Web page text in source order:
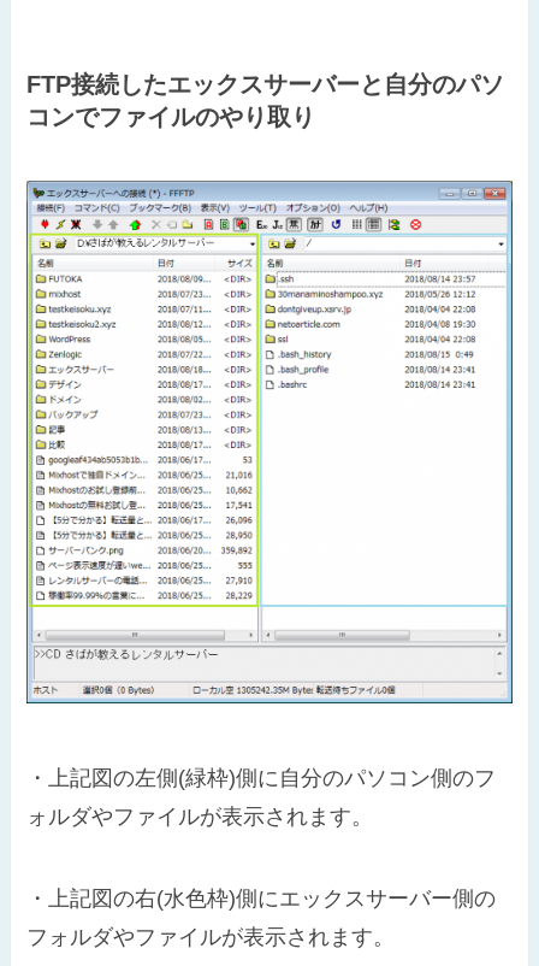
FTP接続したエックスサーバーと自分のパソ
コンでファイルのやり取り
・上記図の左側(緑枠)側に自分のパソコン側のフ
ォルダやファイルが表示されます。
・上記図の右(水色枠)側にエックスサーバー側の
フォルダやファイルが表示されます。